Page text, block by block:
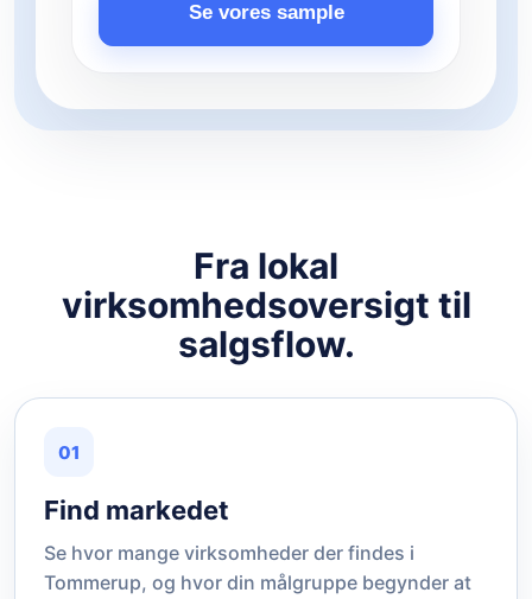
Se vores sample
Fra lokal
virksomhedsoversigt til
salgsflow.
01
Find markedet
Se hvor mange virksomheder der findes i
Tommerup, og hvor din målgruppe begynder at